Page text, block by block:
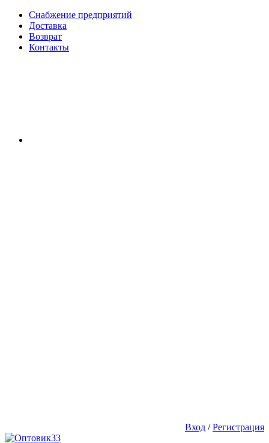
Снабжение предприятий
Доставка
Возврат
Контакты
Вход /Регистрация